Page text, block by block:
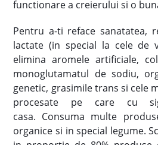
functionare a creierului si o
Pentru a-ti reface sanatatea,
lactate (in special la cele de
elimina aromele artificiale,
monoglutamatul de sodiu,
genetic, grasimile trans si cele
procesate pe care cu
casa. Consuma multe
organice si in special legume.